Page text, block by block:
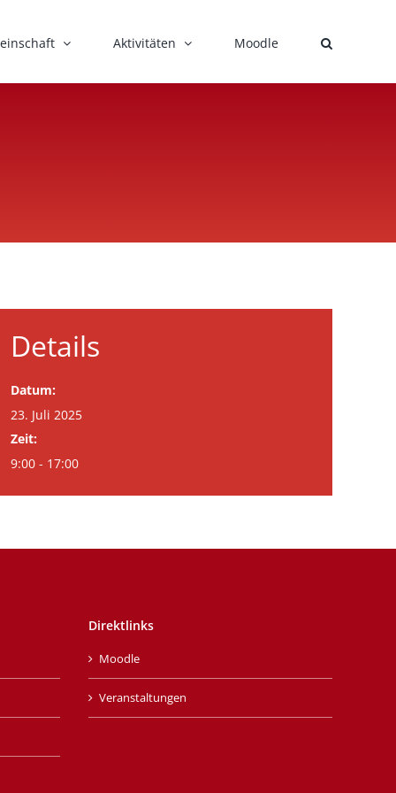
Aktivitäten Moodle
Details
Datum:
23. Juli 2025
Zeit:
9:00 - 17:00
Direktlinks
Moodle
Veranstaltungen